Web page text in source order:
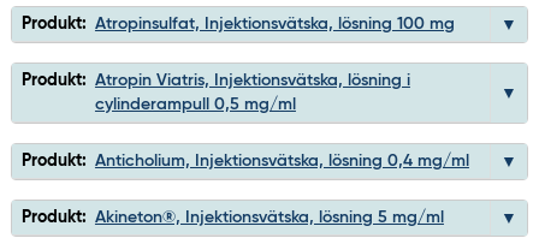
Produkt: Atropinsulfat, Injektionsvätska, lösning 100 mg
Produkt: Atropin Viatris, Injektionsvätska, lösning i
cylinderampull 0,5 mg/ml
Produkt: Anticholium, Injektionsvätska, lösning 0,4 mg/ml
Produkt: Akineton®, Injektionsvätska, lösning 5 mg/ml